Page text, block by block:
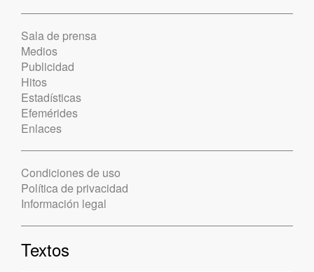
Sala de prensa
Medios
Publicidad
Hitos
Estadísticas
Efemérides
Enlaces
Condiciones de uso
Política de privacidad
Información legal
Textos